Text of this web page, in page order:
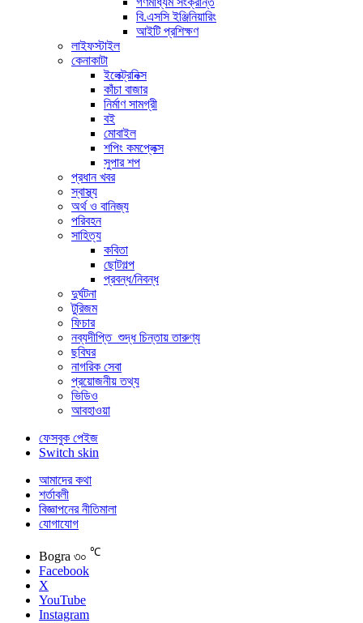
বি.এসসি ইঞ্জিনিয়ারিং
আইটি প্রশিক্ষণ
লাইফস্টাইল
কেনাকাটা
ইলেক্ট্রনিক্স
কাঁচা বাজার
নির্মাণ সামগ্রী
বই
মোবাইল
শপিং কমপ্লেক্স
সুপার শপ
প্রধান খবর
স্বাস্থ্য
অর্থ ও বানিজ্য
পরিবহন
সাহিত্য
কবিতা
ছোটগল্প
প্রবন্ধ/নিবন্ধ
দুর্ঘটনা
টুরিজম
ফিচার
নব্যদীপ্তি_শুদ্ধ চিন্তায় তারুণ্য
ছবিঘর
নাগরিক সেবা
প্রয়োজনীয় তথ্য
ভিডিও
আবহাওয়া
ফেসবুক পেইজ
Switch skin
আমাদের কথা
শর্তাবলী
বিজ্ঞাপনের নীতিমালা
যোগাযোগ
Bogra ৩০ ℃
Facebook
X
YouTube
Instagram